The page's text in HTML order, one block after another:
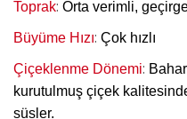
Toprak: Orta verimli,
Büyüme Hızı: Çok hızlı
Çiçeklenme Dönemi:
kurutulmuş çiçek
süsler.